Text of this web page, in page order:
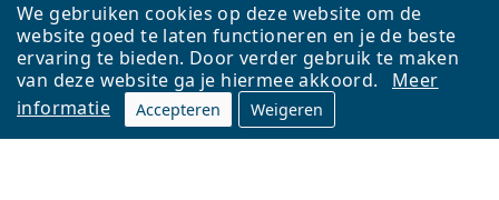
We gebruiken cookies op deze website om de
website goed te laten functioneren en je de beste
ervaring te bieden. Door verder gebruik te maken
van deze website ga je hiermee akkoord.
Meer
informatie
Accepteren Weigeren
Terug naar de homepagina Ga omhoog
Français
Lentiamo.be is eigendom van en wordt beheerd door Lentiamo s.r.o.,
Tsjechië
Hier al 18 jaar voor jou.